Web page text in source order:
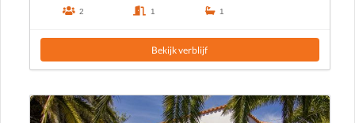
2 1 1
Bekijk verblijf